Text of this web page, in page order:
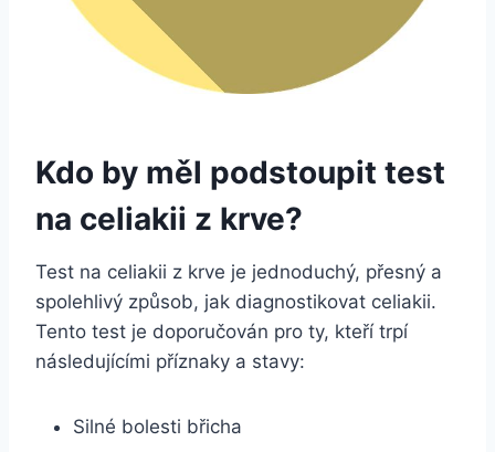
Kdo by měl podstoupit test
na ⁢celiakii ​z ​krve?
Test na celiakii ‌z krve ‌je ⁢jednoduchý,⁣ přesný a
spolehlivý způsob,‌ jak⁢ diagnostikovat celiakii.
Tento​ test je ​doporučován pro ty, kteří trpí
následujícími příznaky‍ a stavy:
Silné bolesti břicha